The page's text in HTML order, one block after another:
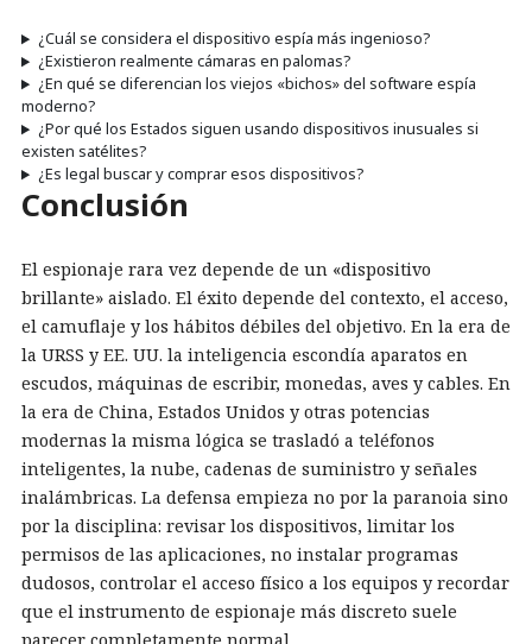
¿Cuál se considera el dispositivo espía más ingenioso?
¿Existieron realmente cámaras en palomas?
¿En qué se diferencian los viejos «bichos» del software espía
moderno?
¿Por qué los Estados siguen usando dispositivos inusuales si
existen satélites?
¿Es legal buscar y comprar esos dispositivos?
Conclusión
El espionaje rara vez depende de un «dispositivo
brillante» aislado. El éxito depende del contexto, el acceso,
el camuflaje y los hábitos débiles del objetivo. En la era de
la URSS y EE. UU. la inteligencia escondía aparatos en
escudos, máquinas de escribir, monedas, aves y cables. En
la era de China, Estados Unidos y otras potencias
modernas la misma lógica se trasladó a teléfonos
inteligentes, la nube, cadenas de suministro y señales
inalámbricas. La defensa empieza no por la paranoia sino
por la disciplina: revisar los dispositivos, limitar los
permisos de las aplicaciones, no instalar programas
dudosos, controlar el acceso físico a los equipos y recordar
que el instrumento de espionaje más discreto suele